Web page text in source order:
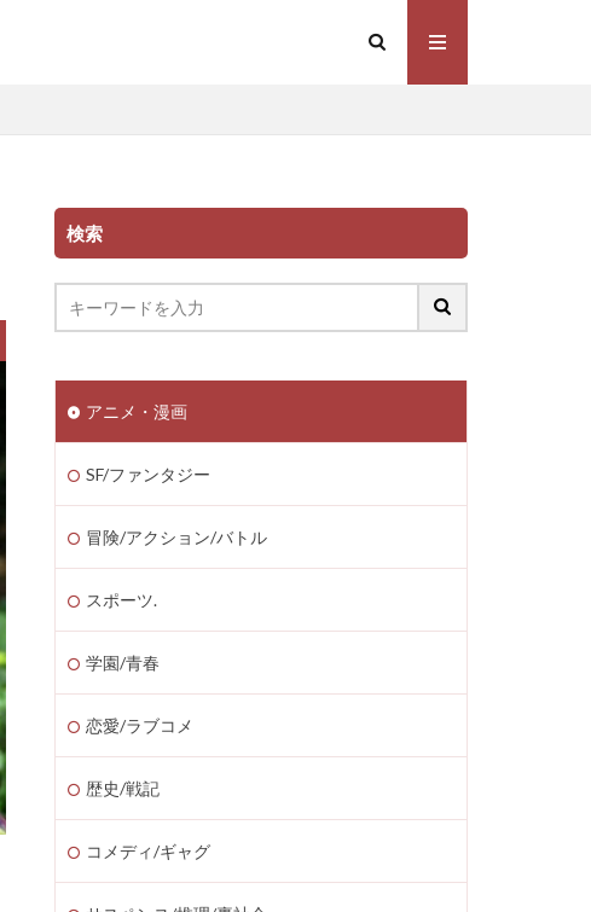
検索
アニメ・漫画
SF/ファンタジー
冒険/アクション/バトル
スポーツ.
学園/青春
恋愛/ラブコメ
歴史/戦記
コメディ/ギャグ